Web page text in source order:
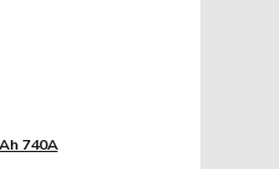
740A